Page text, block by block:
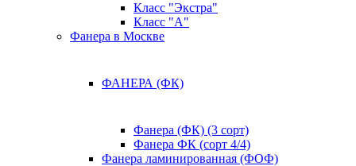
Класс "Экстра"
Класс "А"
Фанера в Москве
ФАНЕРА (ФК)
Фанера (ФК) (3 сорт)
Фанера ФК (сорт 4/4)
Фанера ламинированная (ФОФ)